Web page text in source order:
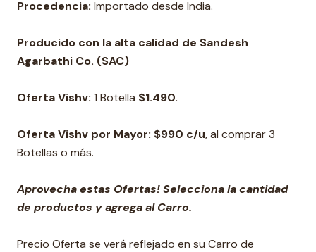
Procedencia: Importado desde India.
Producido con la alta calidad de Sandesh
Agarbathi Co. (SAC)
Oferta Vishv: 1 Botella $1.490.
Oferta Vishv por Mayor: $990 c/u, al comprar 3
Botellas o más.
Aprovecha estas Ofertas! Selecciona la cantidad
de productos y agrega al Carro.
Precio Oferta se verá reflejado en su Carro de